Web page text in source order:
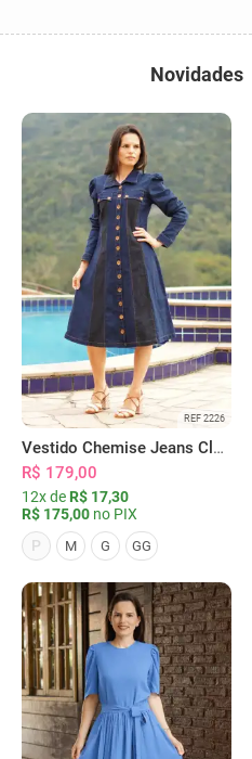
Novidades
REF 2226
Vestido Chemise Jeans Clássica Serena
R$ 179,00
12x de R$ 17,30
R$ 175,00 no PIX
P
M G GG